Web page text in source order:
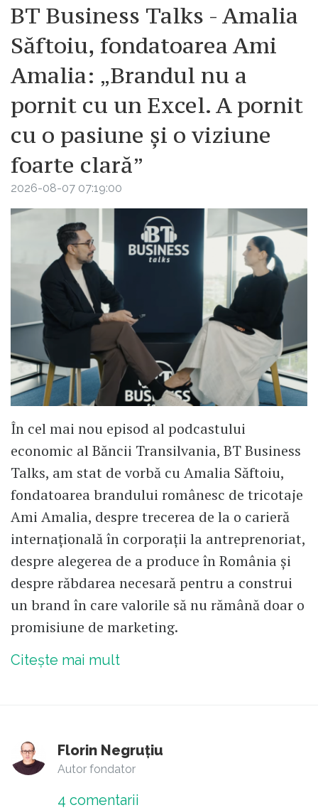
BT Business Talks - Amalia
Săftoiu, fondatoarea Ami
Amalia: „Brandul nu a
pornit cu un Excel. A pornit
cu o pasiune și o viziune
foarte clară”
2026-08-07 07:19:00
În cel mai nou episod al podcastului
economic al Băncii Transilvania, BT Business
Talks, am stat de vorbă cu Amalia Săftoiu,
fondatoarea brandului românesc de tricotaje
Ami Amalia, despre trecerea de la o carieră
internațională în corporații la antreprenoriat,
despre alegerea de a produce în România și
despre răbdarea necesară pentru a construi
un brand în care valorile să nu rămână doar o
promisiune de marketing.
Citește mai mult
Florin Negruțiu
Autor fondator
4 comentarii